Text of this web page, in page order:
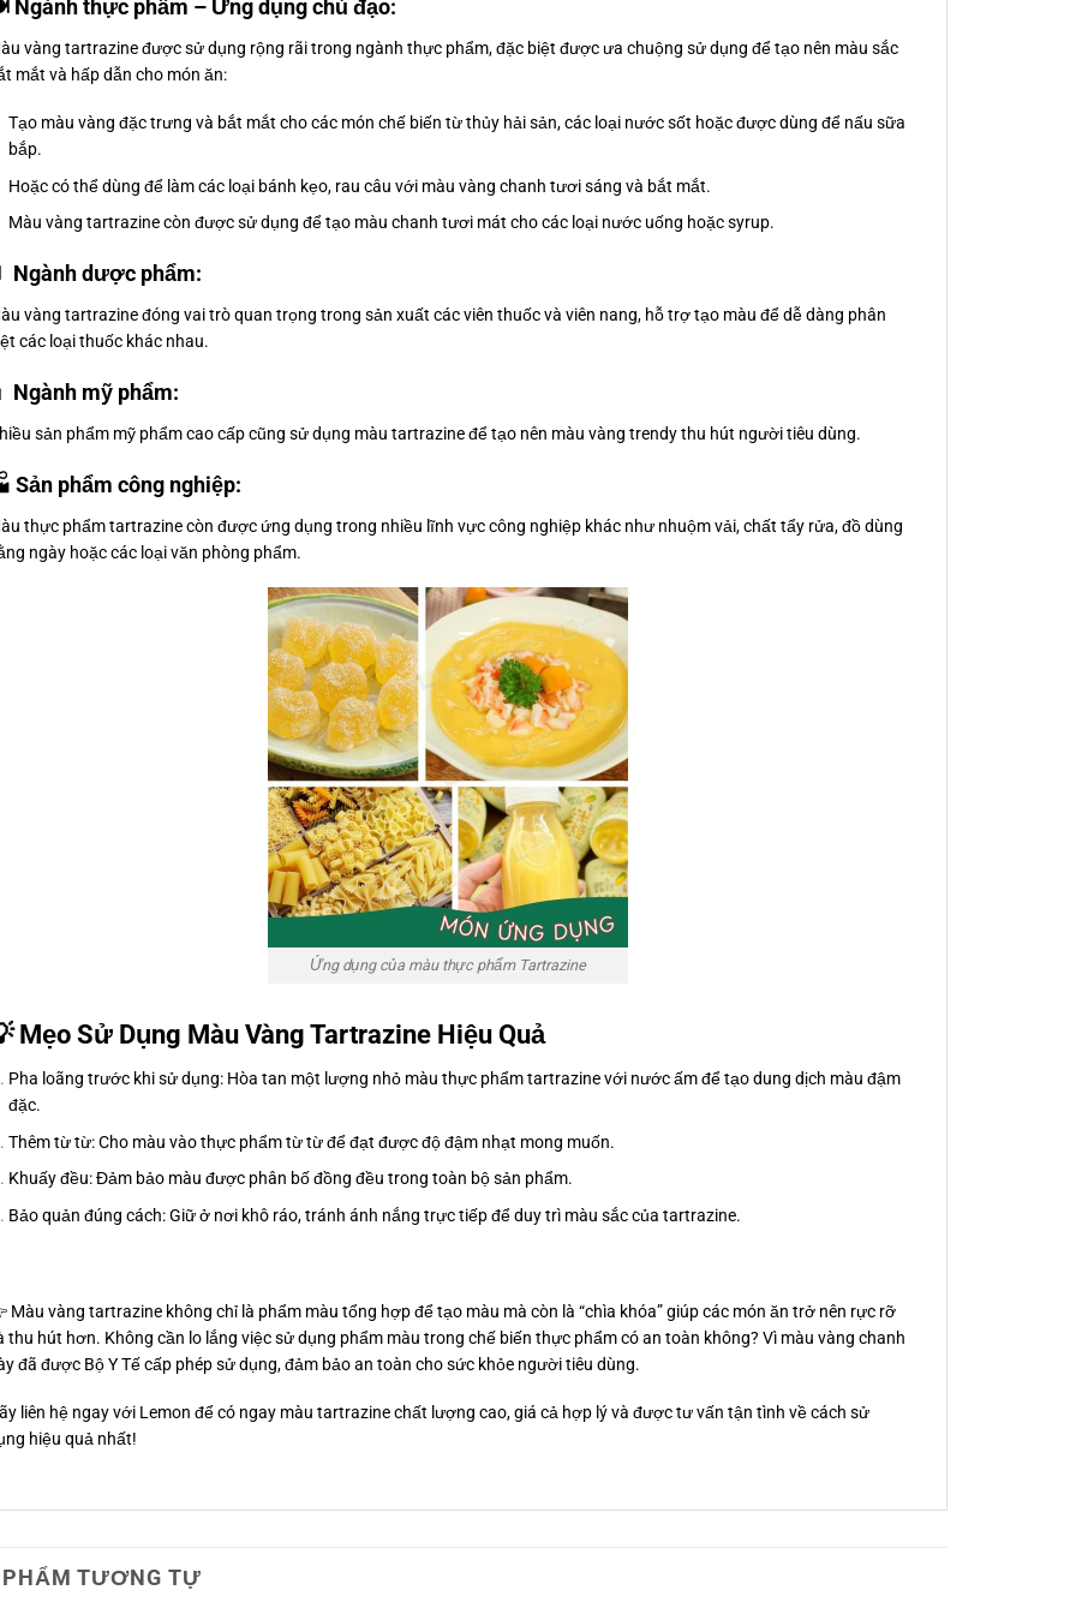
Ngành thực phẩm – Ứng dụng chủ đạo:
vàng tartrazine được sử dụng rộng rãi trong ngành thực phẩm, đặc biệt được ưa chuộng sử dụng để tạo nên màu sắc
mắt và hấp dẫn cho món ăn:
Tạo màu vàng đặc trưng và bắt mắt cho các món chế biến từ thủy hải sản, các loại nước sốt hoặc được dùng để nấu sữa
bắp.
Hoặc có thể dùng để làm các loại bánh kẹo, rau câu với màu vàng chanh tươi sáng và bắt mắt.
Màu vàng tartrazine còn được sử dụng để tạo màu chanh tươi mát cho các loại nước uống hoặc syrup.
Ngành dược phẩm:
vàng tartrazine đóng vai trò quan trọng trong sản xuất các viên thuốc và viên nang, hỗ trợ tạo màu để dễ dàng phân
các loại thuốc khác nhau.
Ngành mỹ phẩm:
sản phẩm mỹ phẩm cao cấp cũng sử dụng màu tartrazine để tạo nên màu vàng trendy thu hút người tiêu dùng.
Sản phẩm công nghiệp:
thực phẩm tartrazine còn được ứng dụng trong nhiều lĩnh vực công nghiệp khác như nhuộm vải, chất tẩy rửa, đồ dùng
ngày hoặc các loại văn phòng phẩm.
Ứng dụng của màu thực phẩm Tartrazine
Mẹo Sử Dụng Màu Vàng Tartrazine Hiệu Quả
Pha loãng trước khi sử dụng: Hòa tan một lượng nhỏ màu thực phẩm tartrazine với nước ấm để tạo dung dịch màu đậm
đặc.
Thêm từ từ: Cho màu vào thực phẩm từ từ để đạt được độ đậm nhạt mong muốn.
Khuấy đều: Đảm bảo màu được phân bố đồng đều trong toàn bộ sản phẩm.
Bảo quản đúng cách: Giữ ở nơi khô ráo, tránh ánh nắng trực tiếp để duy trì màu sắc của tartrazine.
Màu vàng tartrazine không chỉ là phẩm màu tổng hợp để tạo màu mà còn là “chìa khóa” giúp các món ăn trở nên rực rỡ
thu hút hơn. Không cần lo lắng việc sử dụng phẩm màu trong chế biến thực phẩm có an toàn không? Vì màu vàng chanh
đã được Bộ Y Tế cấp phép sử dụng, đảm bảo an toàn cho sức khỏe người tiêu dùng.
liên hệ ngay với Lemon để có ngay màu tartrazine chất lượng cao, giá cả hợp lý và được tư vấn tận tình về cách sử
hiệu quả nhất!
TƯƠNG TỰ